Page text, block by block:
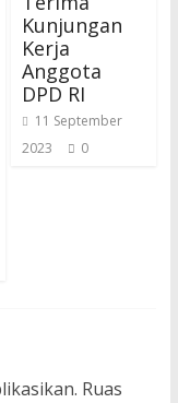
Kunjungan
Kerja
Anggota
DPD RI
11 September
2023
0
Ruas